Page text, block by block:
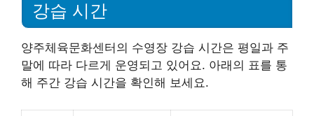
강습 시간
양주체육문화센터의 수영장 강습 시간은 평일과 주
말에 따라 다르게 운영되고 있어요. 아래의 표를 통
해 주간 강습 시간을 확인해 보세요.